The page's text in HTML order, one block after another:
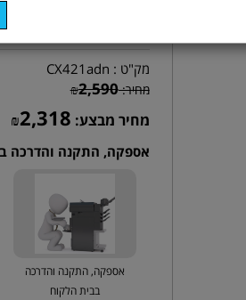
CX421adn
מק"ט : CX421adn
מחיר: ₪2,590
מחיר מבצע: ₪2,318
אספקה, התקנה והדרכה
אספקה, התקנה והדרכה
בבית הלקוח